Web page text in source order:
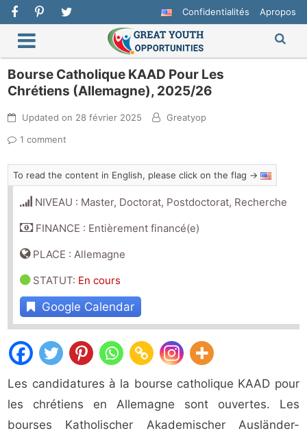
Confidentialités Apropos
Bourse Catholique KAAD Pour Les
Chrétiens (Allemagne), 2025/26
Updated on 28 février 2025
Greatyop
1 comment
To read the content in English, please click on the flag →
NIVEAU : Master, Doctorat, Postdoctorat, Recherche
FINANCE : Entièrement financé(e)
PLACE : Allemagne
STATUT: En cours
Google Calendar
Les candidatures à la bourse catholique KAAD pour
les chrétiens en Allemagne sont ouvertes. Les
bourses Katholischer Akademischer Ausländer-